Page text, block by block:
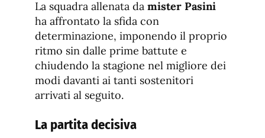
La squadra allenata da mister Pasini
ha affrontato la sfida con
determinazione, imponendo il proprio
ritmo sin dalle prime battute e
chiudendo la stagione nel migliore dei
modi davanti ai tanti sostenitori
arrivati al seguito.
La partita decisiva